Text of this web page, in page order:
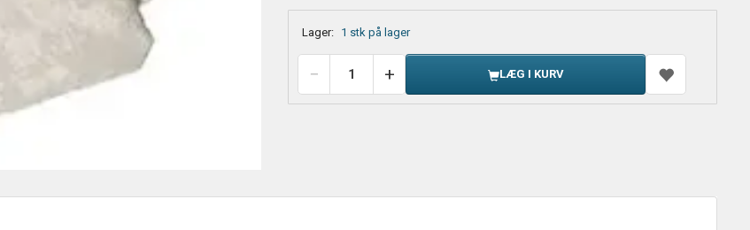
Lager: 1 stk på lager
LÆG I KURV